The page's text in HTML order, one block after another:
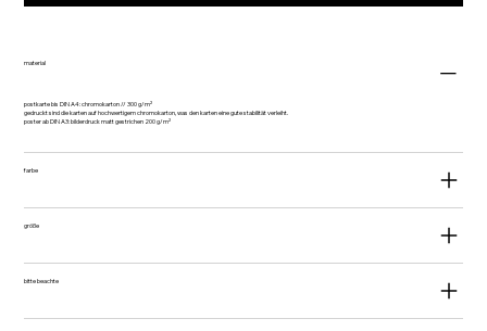
material
postkarte bis DIN A4: chromokarton // 300 g/m²
gedruckt sind die karten auf hochwertigem chromokarton, was den karten eine gute stabilität verleiht.
poster ab DIN A3: bilderdruck matt gestrichen 200 g/m²
farbe
größe
bitte beachte